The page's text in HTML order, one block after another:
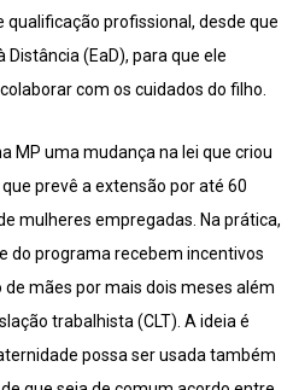
profissional, desde que
(EaD), para que ele
com os cuidados do filho.
MP uma mudança na lei que criou
prevê a extensão por até 60
mulheres empregadas. Na prática,
do programa recebem incentivos
mães por mais dois meses além
trabalhista (CLT). A ideia é
possa ser usada também